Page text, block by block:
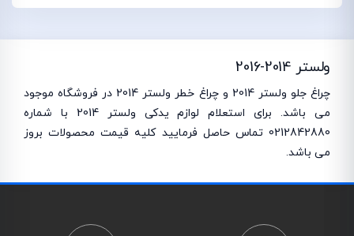
ولستر 2014-2016
چراغ جلو ولستر 2014 و چراغ خطر ولستر 2014 در فروشگاه موجود
می باشد. برای استعلام لوازم یدکی ولستر 2014 با شماره
0212842880 تماس حاصل فرمایید کلیه قیمت محصولات بروز
می باشد.